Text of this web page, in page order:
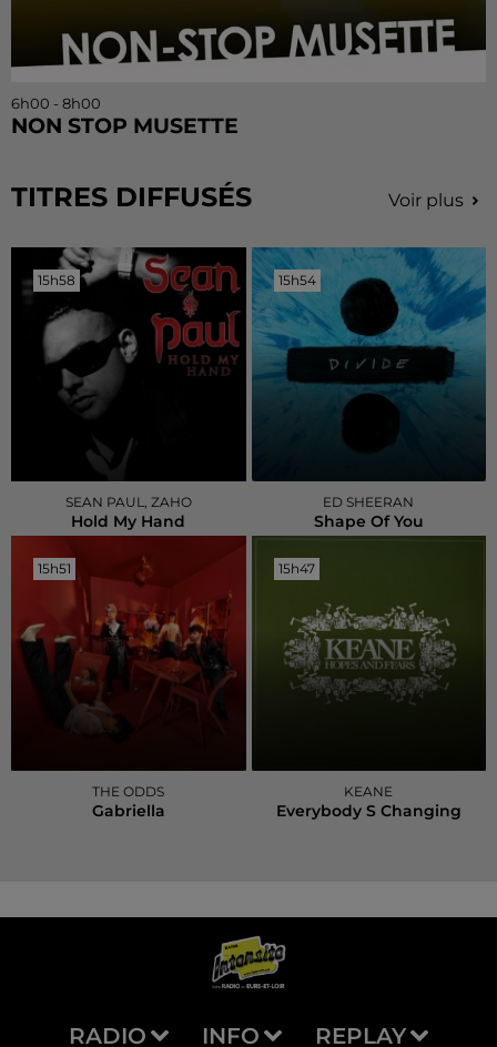
6h00 - 8h00
NON STOP MUSETTE
TITRES DIFFUSÉS Voir plus
15h58
15h58
SEAN PAUL, ZAHO
Hold My Hand
15h54
15h54
ED SHEERAN
Shape Of You
15h51
15h51
THE ODDS
Gabriella
15h47
15h47
KEANE
Everybody S Changing
RADIO INFO REPLAY